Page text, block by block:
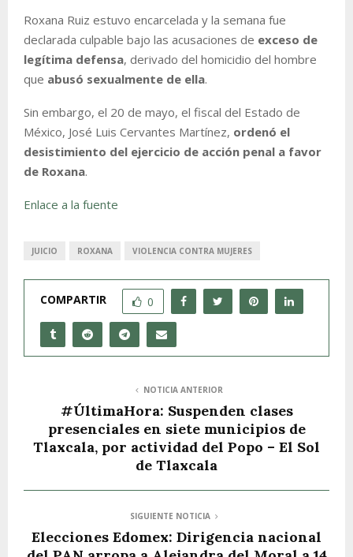
Roxana Ruiz estuvo encarcelada y la semana fue
declarada culpable bajo las acusaciones de exceso de
legítima defensa, derivado del homicidio del hombre
que abusó sexualmente de ella.
Sin embargo, el 20 de mayo, el fiscal del Estado de
México, José Luis Cervantes Martínez, ordenó el
desistimiento del ejercicio de acción penal a favor
de Roxana.
Enlace a la fuente
JUICIO ROXANA VIOLENCIA CONTRA MUJERES
COMPARTIR 0
NOTICIA ANTERIOR
#ÚltimaHora: Suspenden clases
presenciales en siete municipios de
Tlaxcala, por actividad del Popo – El Sol
de Tlaxcala
SIGUIENTE NOTICIA
Elecciones Edomex: Dirigencia nacional